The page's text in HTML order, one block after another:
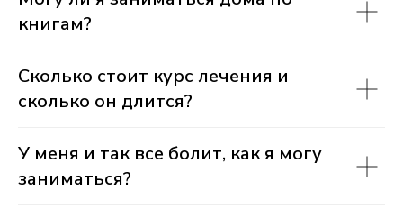
книгам?
Сколько стоит курс лечения и
сколько он длится?
У меня и так все болит, как я могу
заниматься?